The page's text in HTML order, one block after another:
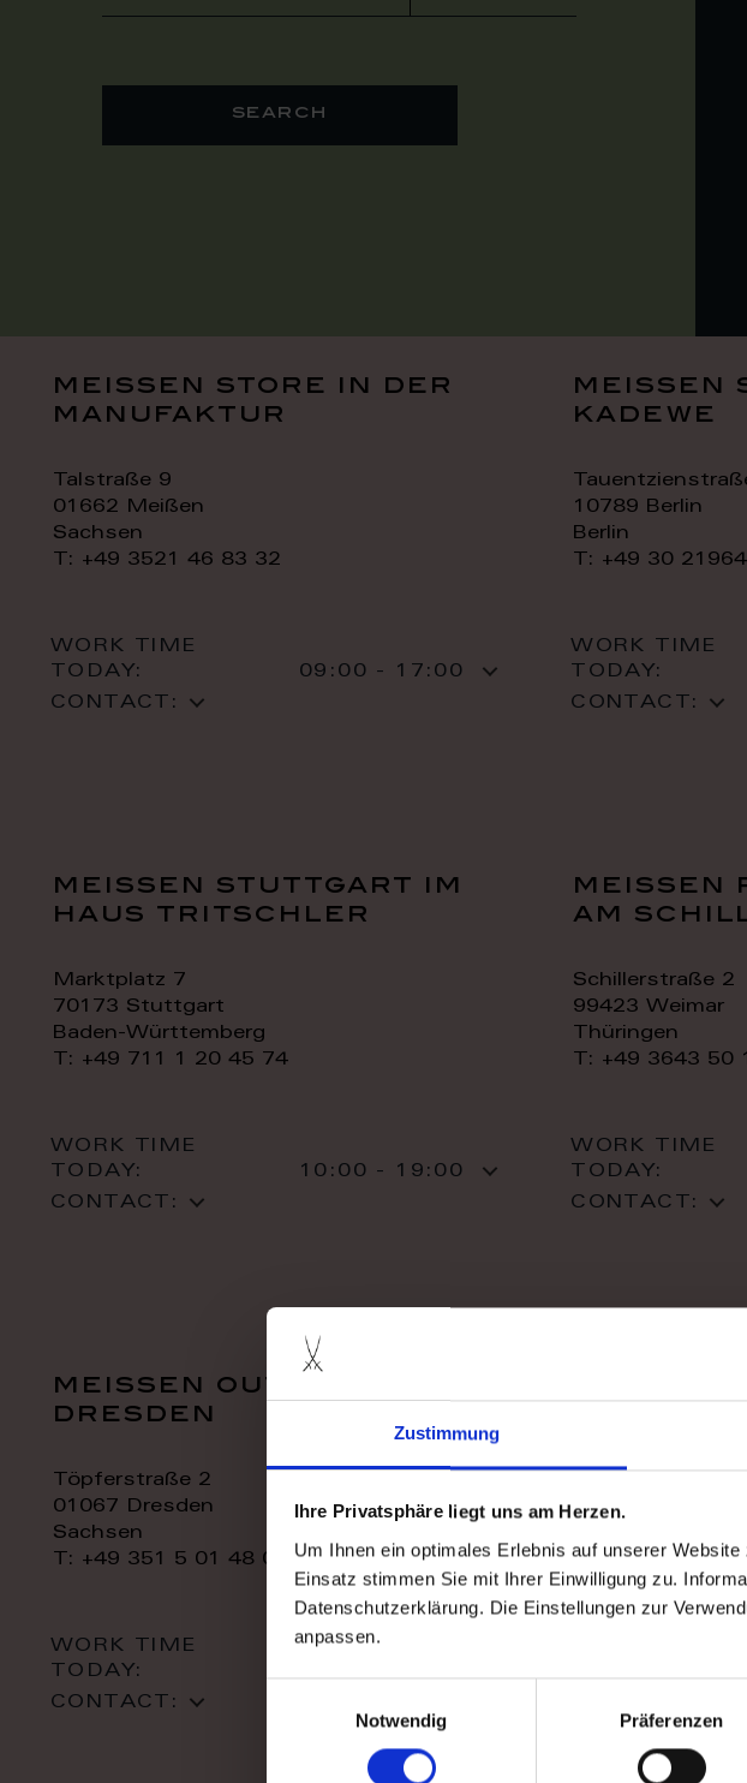
Zustimmung
Ihre Privatsphäre liegt uns am Herzen.
Um Ihnen ein optimales Erlebnis auf unserer
Einsatz stimmen Sie mit Ihrer Einwilligung zu.
Datenschutzerklärung. Die Einstellungen zur
anpassen.
Notwendig
Präferenzen
search
meissen store in der
manufaktur
Talstraße 9
01662 Meißen
Sachsen
T: +49 3521 46 83 32
WORK TIME
TODAY:
09:00 - 17:00
CONTACT:
meissen
kadewe
10789 Berlin
Berlin
T: +49 30
WORK TIME
TODAY:
CONTACT:
meissen stuttgart im
haus tritschler
Marktplatz 7
70173 Stuttgart
Baden-Württemberg
T: +49 711 1 20 45 74
WORK TIME
TODAY:
10:00 - 19:00
CONTACT:
am
Schillerstraße 2
99423 Weimar
Thüringen
T: +49 3643 50
WORK TIME
TODAY:
CONTACT:
meissen outlet
dresden
Töpferstraße 2
01067 Dresden
Sachsen
T: +49 351 5 01 48 06
WORK TIME
TODAY:
CONTACT:
Kiev
WORK TIME
CONTACT: